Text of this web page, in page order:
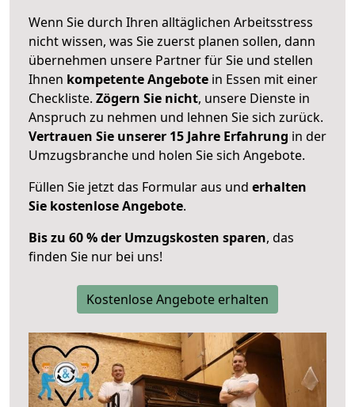
Wenn Sie durch Ihren alltäglichen Arbeitsstress
nicht wissen, was Sie zuerst planen sollen, dann
übernehmen unsere Partner für Sie und stellen
Ihnen kompetente Angebote in Essen mit einer
Checkliste. Zögern Sie nicht, unsere Dienste in
Anspruch zu nehmen und lehnen Sie sich zurück.
Vertrauen Sie unserer 15 Jahre Erfahrung in der
Umzugsbranche und holen Sie sich Angebote.
Füllen Sie jetzt das Formular aus und erhalten
Sie kostenlose Angebote.
Bis zu 60 % der Umzugskosten sparen, das
finden Sie nur bei uns!
Kostenlose Angebote erhalten